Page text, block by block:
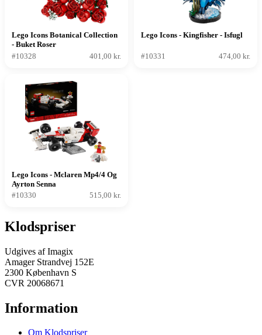
Lego Icons Botanical Collection
- Buket Roser
#10328
401,00 kr.
Lego Icons - Kingfisher - Isfugl
#10331 474,00 kr.
Lego Icons - Mclaren Mp4/4 Og
Ayrton Senna
#10330
515,00 kr.
Klodspriser
Udgives af Imagix
Amager Strandvej 152E
2300 København S
CVR 20068671
Information
Om Klodspriser